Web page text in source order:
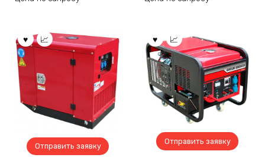
Отправить заявку
Отправить заявку